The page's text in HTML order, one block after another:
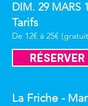
DIM. 29 MARS
Tarifs
De 12€ à 25€
La Friche -